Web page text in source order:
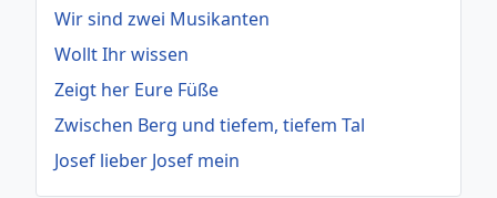
Wir sind zwei Musikanten
Wollt Ihr wissen
Zeigt her Eure Füße
Zwischen Berg und tiefem, tiefem Tal
Josef lieber Josef mein